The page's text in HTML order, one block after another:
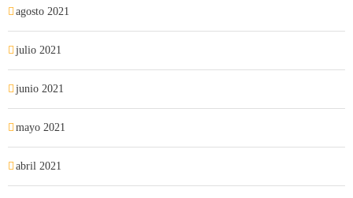
agosto 2021
julio 2021
junio 2021
mayo 2021
abril 2021